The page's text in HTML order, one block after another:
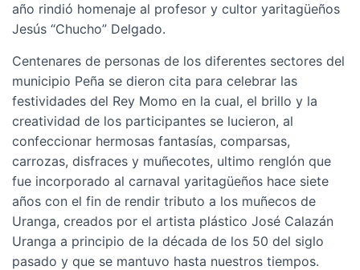
año rindió homenaje al profesor y cultor yaritagüeños
Jesús “Chucho” Delgado.
Centenares de personas de los diferentes sectores del
municipio Peña se dieron cita para celebrar las
festividades del Rey Momo en la cual, el brillo y la
creatividad de los participantes se lucieron, al
confeccionar hermosas fantasías, comparsas,
carrozas, disfraces y muñecotes, ultimo renglón que
fue incorporado al carnaval yaritagüeños hace siete
años con el fin de rendir tributo a los muñecos de
Uranga, creados por el artista plástico José Calazán
Uranga a principio de la década de los 50 del siglo
pasado y que se mantuvo hasta nuestros tiempos.